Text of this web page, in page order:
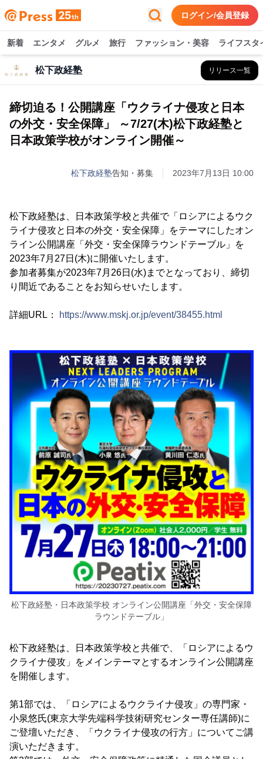
ログイン/会員登録
新着 エンタメ グルメ 旅行 ファッション・美容 ライフスタ
松下政経塾 リリース一覧
締切迫る！公開講座「ウクライナ侵攻と日本
の外交・安全保障」 ～7/27(木)松下政経塾と
日本政策学校がオンライン開催～
松下政経塾告知・募集 2023年7月13日 10:00
松下政経塾は、日本政策学校と共催で「ロシアによるウク
ライナ侵攻と日本の外交・安全保障」をテーマにしたオン
ライン公開講座「外交・安全保障ラウンドテーブル」を
2023年7月27日(木)に開催いたします。
参加者募集が2023年7月26日(水)までとなっており、締切
り間近であることをお知らせいたします。
詳細URL： https://www.mskj.or.jp/event/38455.html
松下政経塾・日本政策学校 オンライン公開講座「外交・安全保障
ラウンドテーブル」
松下政経塾は、日本政策学校と共催で、「ロシアによるウ
クライナ侵攻」をメインテーマとするオンライン公開講座
を開催します。
第1部では、「ロシアによるウクライナ侵攻」の専門家・
小泉悠氏(東京大学先端科学技術研究センター専任講師)に
ご登壇いただき、「ウクライナ侵攻の行方」についてご講
演いただきます。